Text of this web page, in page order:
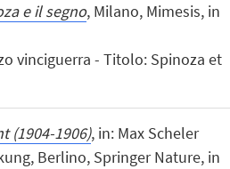
e il segno, Milano, Mimesis, in
vinciguerra - Titolo: Spinoza et
(1904-1906), in: Max Scheler
Berlino, Springer Nature, in